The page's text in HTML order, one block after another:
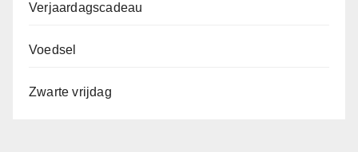
Verjaardagscadeau
Voedsel
Zwarte vrijdag